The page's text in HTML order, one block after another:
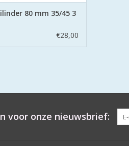
80 mm 35/45 3
€28,00
voor onze nieuwsbrief: